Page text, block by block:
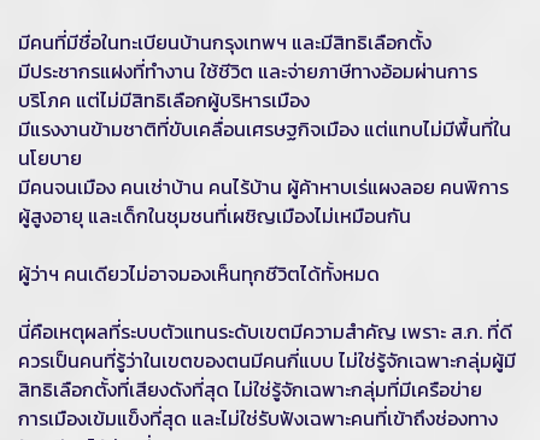
มีคนที่มีชื่อในทะเบียนบ้านกรุงเทพฯ และมีสิทธิเลือกตั้ง
มีประชากรแฝงที่ทำงาน ใช้ชีวิต และจ่ายภาษีทางอ้อมผ่านการ
บริโภค แต่ไม่มีสิทธิเลือกผู้บริหารเมือง
มีแรงงานข้ามชาติที่ขับเคลื่อนเศรษฐกิจเมือง แต่แทบไม่มีพื้นที่ใน
นโยบาย
มีคนจนเมือง คนเช่าบ้าน คนไร้บ้าน ผู้ค้าหาบเร่แผงลอย คนพิการ
ผู้สูงอายุ และเด็กในชุมชนที่เผชิญเมืองไม่เหมือนกัน
ผู้ว่าฯ คนเดียวไม่อาจมองเห็นทุกชีวิตได้ทั้งหมด
นี่คือเหตุผลที่ระบบตัวแทนระดับเขตมีความสำคัญ เพราะ ส.ก. ที่ดี
ควรเป็นคนที่รู้ว่าในเขตของตนมีคนกี่แบบ ไม่ใช่รู้จักเฉพาะกลุ่มผู้มี
สิทธิเลือกตั้งที่เสียงดังที่สุด ไม่ใช่รู้จักเฉพาะกลุ่มที่มีเครือข่าย
การเมืองเข้มแข็งที่สุด และไม่ใช่รับฟังเฉพาะคนที่เข้าถึงช่องทาง